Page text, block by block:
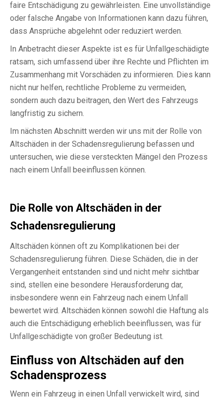
faire Entschädigung zu gewährleisten. Eine unvollständige
oder falsche Angabe von Informationen kann dazu führen,
dass Ansprüche abgelehnt oder reduziert werden.
In Anbetracht dieser Aspekte ist es für Unfallgeschädigte
ratsam, sich umfassend über ihre Rechte und Pflichten im
Zusammenhang mit Vorschäden zu informieren. Dies kann
nicht nur helfen, rechtliche Probleme zu vermeiden,
sondern auch dazu beitragen, den Wert des Fahrzeugs
langfristig zu sichern.
Im nächsten Abschnitt werden wir uns mit der Rolle von
Altschäden in der Schadensregulierung befassen und
untersuchen, wie diese versteckten Mängel den Prozess
nach einem Unfall beeinflussen können.
Die Rolle von Altschäden in der
Schadensregulierung
Altschäden können oft zu Komplikationen bei der
Schadensregulierung führen. Diese Schäden, die in der
Vergangenheit entstanden sind und nicht mehr sichtbar
sind, stellen eine besondere Herausforderung dar,
insbesondere wenn ein Fahrzeug nach einem Unfall
bewertet wird. Altschäden können sowohl die Haftung als
auch die Entschädigung erheblich beeinflussen, was für
Unfallgeschädigte von großer Bedeutung ist.
Einfluss von Altschäden auf den
Schadensprozess
Wenn ein Fahrzeug in einen Unfall verwickelt wird, sind